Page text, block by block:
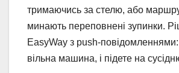
тримаючись за стелю, або
минають переповнені зупинки.
EasyWay з push-
вільна машина, і підете на